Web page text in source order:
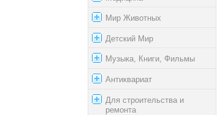
Мир Животных
Детский Мир
Музыка, Книги, Фильмы
Антиквариат
Для строительства и
ремонта